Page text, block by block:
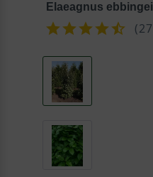
Elaeagnus ebbingei
(27